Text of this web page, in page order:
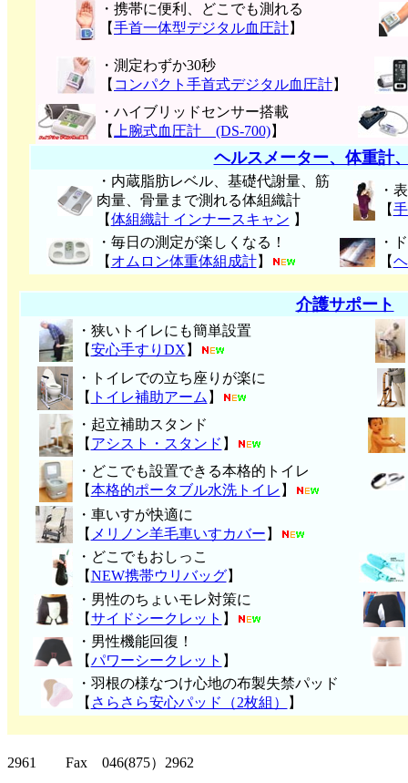
・携帯に便利、どこでも測れる
【手首一体型デジタル血圧計】
・測定わずか30秒
【 コンパクト手首式デジタル血圧計】
・ハイブリッドセンサー搭載
【
上腕式血圧計 (DS-700)】
ヘルスメーター、体重計
・内蔵脂肪レベル、基礎代謝量、筋
肉量、骨量まで測れる体組織計
【体組織計 インナースキャン 】
・
【
・毎日の測定が楽しくなる！
【 オムロン体重体組成計】
・
【
介護サポート
・狭いトイレにも簡単設置
【安心手すりDX 】
・トイレでの立ち座りが楽に
【 トイレ補助アーム 】
・起立補助スタンド
【 アシスト・スタンド 】
・どこでも設置できる本格的トイレ
【本格的ポータブル水洗トイレ 】
・車いすが快適に
【 メリノン羊毛車いすカバー 】
・どこでもおしっこ
【NEW携帯ウリバッグ】
・男性のちょいモレ対策に
【サイドシークレット 】
・男性機能回復！
【パワーシークレット 】
・ 羽根の様なつけ心地の布製失禁パッ ド
【 さらさら安心パッド（2枚組） 】
2961 Fax 046(875）2962